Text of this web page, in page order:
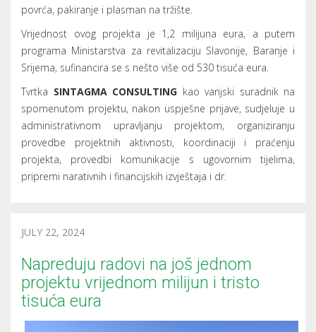
povrća, pakiranje i plasman na tržište.
Vrijednost ovog projekta je 1,2 milijuna eura, a putem
programa Ministarstva za revitalizaciju Slavonije, Baranje i
Srijema, sufinancira se s nešto više od 530 tisuća eura.
Tvrtka SINTAGMA CONSULTING kao vanjski suradnik na
spomenutom projektu, nakon uspješne prijave, sudjeluje u
administrativnom upravljanju projektom, organiziranju
provedbe projektnih aktivnosti, koordinaciji i praćenju
projekta, provedbi komunikacije s ugovornim tijelima,
pripremi narativnih i financijskih izvještaja i dr.
JULY 22, 2024
Napreduju radovi na još jednom
projektu vrijednom milijun i tristo
tisuća eura